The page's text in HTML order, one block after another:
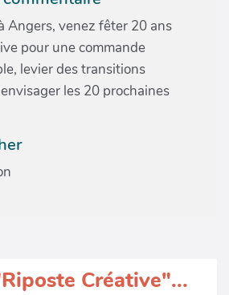
Angers, venez fêter 20 ans
pour une commande
levier des transitions
les 20 prochaines